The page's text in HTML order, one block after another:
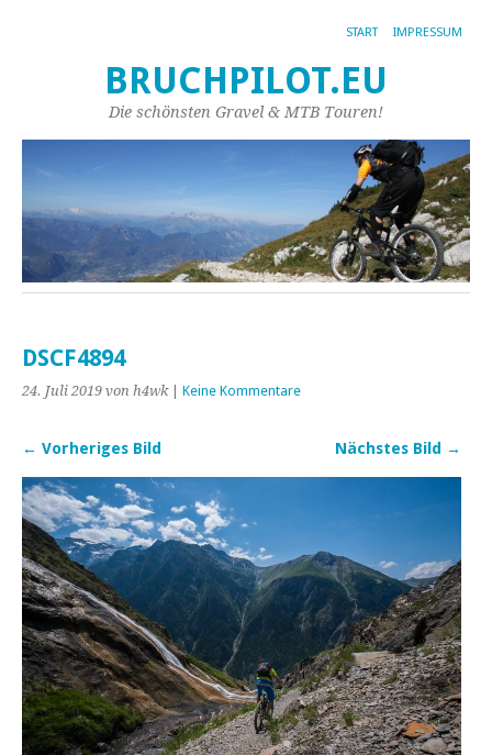
START IMPRESSUM
BRUCHPILOT.EU
Die schönsten Gravel & MTB Touren!
DSCF4894
24. Juli 2019 von h4wk| Keine Kommentare
← Vorheriges Bild Nächstes Bild →